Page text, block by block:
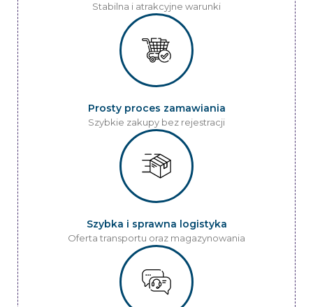
Stabilna i atrakcyjne warunki
Prosty proces zamawiania
Szybkie zakupy bez rejestracji
Szybka i sprawna logistyka
Oferta transportu oraz magazynowania